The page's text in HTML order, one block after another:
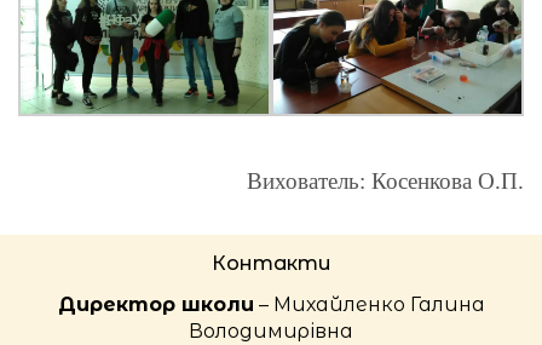
Вихователь: Косенкова О.П.
Контакти
Директор школи – Михайленко Галина
Володимирівна